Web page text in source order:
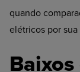
quando
elétricos por